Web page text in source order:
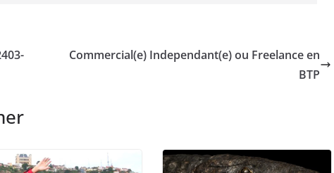
Commercial(e) Independant(e) ou Freelance en
BTP